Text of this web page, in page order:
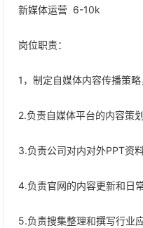
新媒体运营 6-10k
岗位职责：
1，制定自媒体内容传播策
2.负责自媒体平台的内容策
3.负责公司对内对外PPT资
4.负责官网的内容更新和日常
5.负责搜集整理和撰写行业